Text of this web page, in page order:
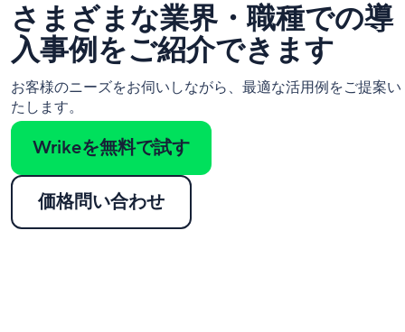
さまざまな業界・職種での導
入事例をご紹介できます
お客様のニーズをお伺いしながら、最適な活用例をご提案い
たします。
Wrikeを無料で試す
価格問い合わせ